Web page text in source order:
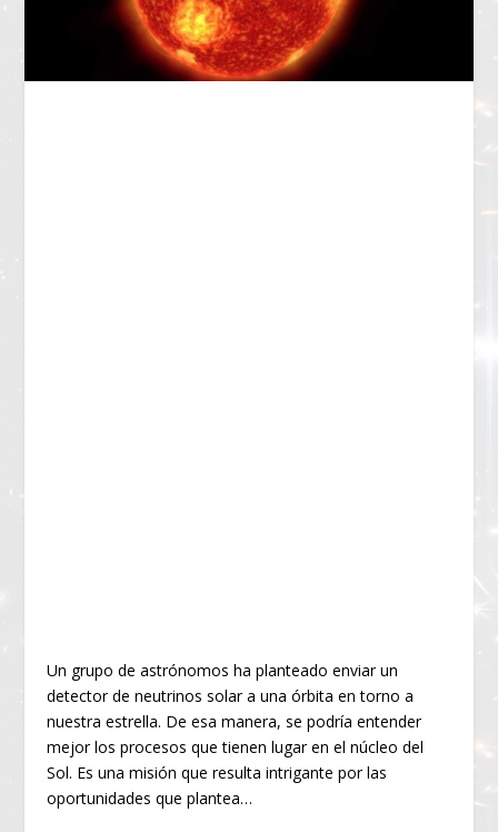
Un grupo de astrónomos ha planteado enviar un
detector de neutrinos solar a una órbita en torno a
nuestra estrella. De esa manera, se podría entender
mejor los procesos que tienen lugar en el núcleo del
Sol. Es una misión que resulta intrigante por las
oportunidades que plantea…